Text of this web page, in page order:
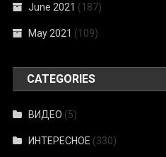
June 2021 (187)
May 2021 (109)
CATEGORIES
ВИДЕО (5)
ИНТЕРЕСНОЕ (330)